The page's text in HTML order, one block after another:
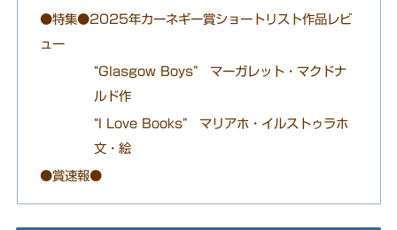
●特集●2025年カーネギー賞ショートリスト作品レビ
ュー
“Glasgow Boys” マーガレット・マクドナ
ルド作
“I Love Books” マリアホ・イルストゥラホ
文・絵
●賞速報●